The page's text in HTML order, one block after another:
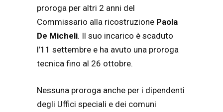
proroga per altri 2 anni del
Commissario alla ricostruzione Paola
De Micheli. Il suo incarico è scaduto
l’11 settembre e ha avuto una proroga
tecnica fino al 26 ottobre.
Nessuna proroga anche per i dipendenti
degli Uffici speciali e dei comuni